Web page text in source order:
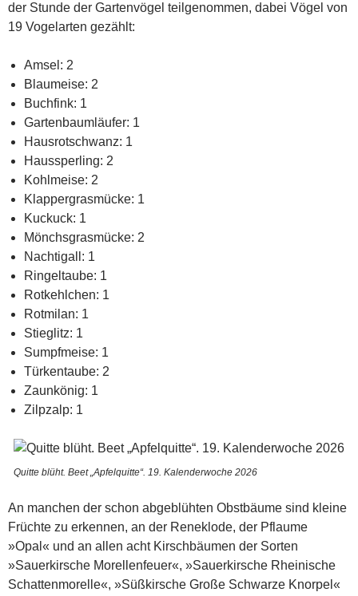
der Stunde der Gartenvögel teilgenommen, dabei Vögel von
19 Vogelarten gezählt:
Amsel: 2
Blaumeise: 2
Buchfink: 1
Gartenbaumläufer: 1
Hausrotschwanz: 1
Haussperling: 2
Kohlmeise: 2
Klappergrasmücke: 1
Kuckuck: 1
Mönchsgrasmücke: 2
Nachtigall: 1
Ringeltaube: 1
Rotkehlchen: 1
Rotmilan: 1
Stieglitz: 1
Sumpfmeise: 1
Türkentaube: 2
Zaunkönig: 1
Zilpzalp: 1
Quitte blüht. Beet „Apfelquitte“. 19. Kalenderwoche 2026
An manchen der schon abgeblühten Obstbäume sind kleine
Früchte zu erkennen, an der Reneklode, der Pflaume
»Opal« und an allen acht Kirschbäumen der Sorten
»Sauerkirsche Morellenfeuer«, »Sauerkirsche Rheinische
Schattenmorelle«, »Süßkirsche Große Schwarze Knorpel«